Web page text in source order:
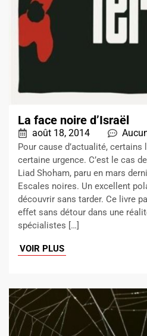
La face noire d’Israël
août 18, 2014
Pour cause d’actualité, certains
certaine urgence. C’est le cas
Liad Shoham, paru en mars
Escales noires. Un excellent
découvrir sans tarder. Ce livre
effet sans détour dans une
spécialistes […]
VOIR PLUS